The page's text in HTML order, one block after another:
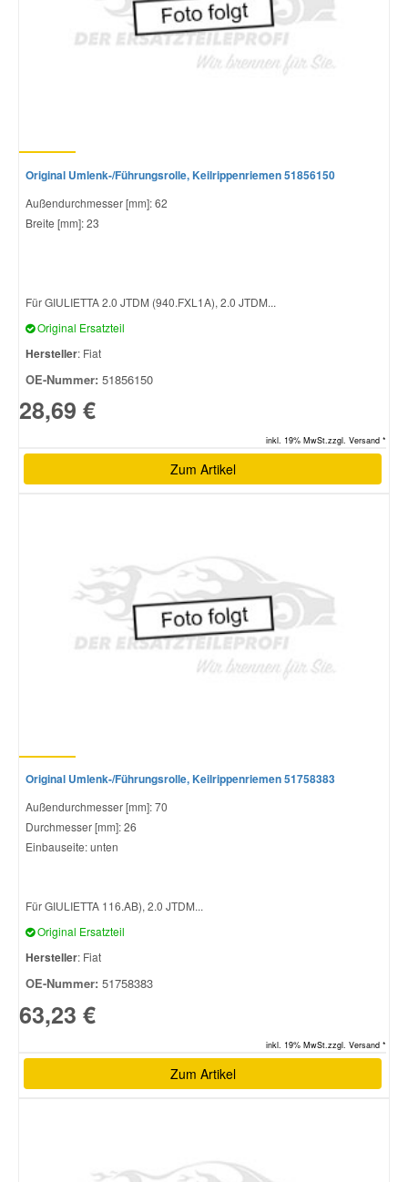
Original Umlenk-/Führungsrolle, Keilrippenriemen 51856150
Außendurchmesser [mm]: 62
Breite [mm]: 23
Für GIULIETTA 2.0 JTDM (940.FXL1A), 2.0 JTDM...
Original Ersatzteil
Hersteller: Fiat
OE-Nummer: 51856150
28,69 €
inkl. 19% MwSt.zzgl. Versand *
Zum Artikel
Original Umlenk-/Führungsrolle, Keilrippenriemen 51758383
Außendurchmesser [mm]: 70
Durchmesser [mm]: 26
Einbauseite: unten
Für GIULIETTA 116.AB), 2.0 JTDM...
Original Ersatzteil
Hersteller: Fiat
OE-Nummer: 51758383
63,23 €
inkl. 19% MwSt.zzgl. Versand *
Zum Artikel